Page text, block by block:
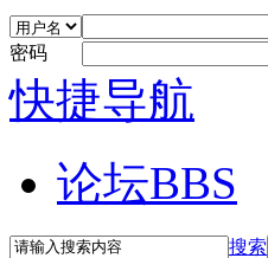
密码
快捷导航
论坛BBS
搜索